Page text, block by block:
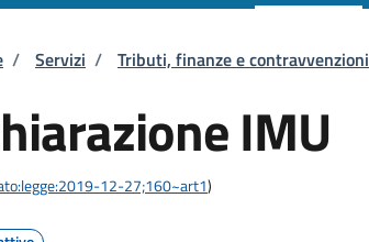
di pane
/ Servizi / Tributi, finanze e contravvenzioni
IMU
12-27;160~art1)